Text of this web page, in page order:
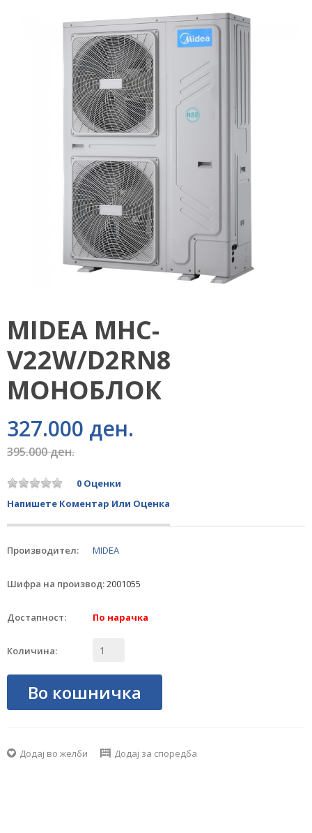
MIDEA MHC-
V22W/D2RN8
МОНОБЛОК
327.000 ден.
395.000 ден.
0 Оценки
Напишете Коментар Или Оценка
Производител: MIDEA
Шифра на производ:2001055
Достапност: По нарачка
Количина:
Во кошничка
Додај во желби Додај за споредба